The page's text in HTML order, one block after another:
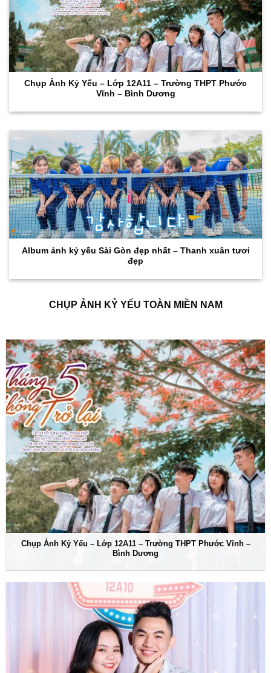
Chụp Ảnh Kỷ Yếu – Lớp 12A11 – Trường THPT Phước
Vĩnh – Bình Dương
Album ảnh kỷ yếu Sài Gòn đẹp nhất – Thanh xuân tươi
đẹp
CHỤP ẢNH KỶ YẾU TOÀN MIỀN NAM
Chụp Ảnh Kỷ Yếu – Lớp 12A11 – Trường THPT Phước Vĩnh –
Bình Dương